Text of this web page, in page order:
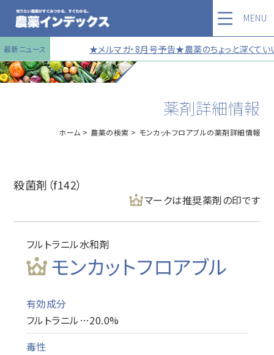
最新ニュース ★メルマガ・8月号予告★農薬のちょっと深く
MENU
薬剤詳細情報
ホーム 農薬の検索 モンカットフロアブルの薬剤詳細情報
殺菌剤（f142）
マークは推奨薬剤の印です
フルトラニル水和剤
モンカットフロアブル
有効成分
フルトラニル…20.0%
毒性